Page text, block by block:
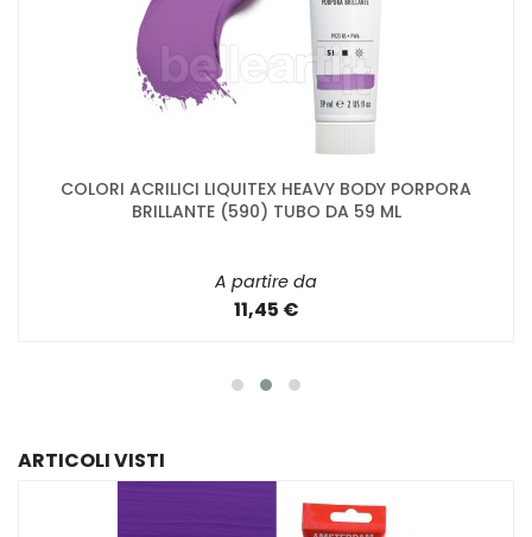
COLORI ACRILICI LIQUITEX HEAVY BODY PORPORA
BRILLANTE (590) TUBO DA 59 ML
A partire da
11,45 €
ARTICOLI VISTI